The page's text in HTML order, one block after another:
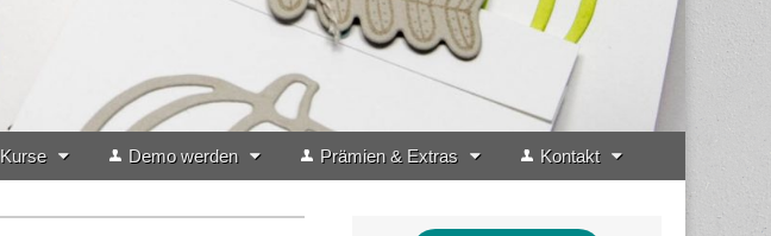
Kurse Demo werden Prämien & Extras Kontakt